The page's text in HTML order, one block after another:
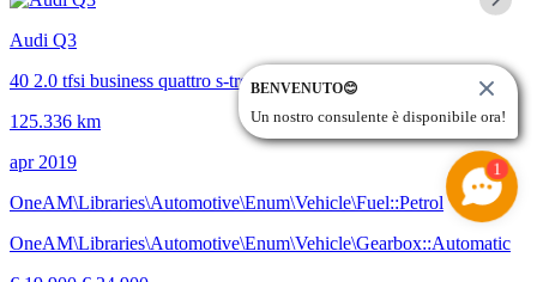
Audi Q3
40 2.0 tfsi business quattro s-tronic
125.336 km
apr 2019
OneAM\Libraries\Automotive\Enum\Vehicle\Fuel::Petrol
OneAM\Libraries\Automotive\Enum\Vehicle\Gearbox::Automatic
1
BENVENUTO😊
Un nostro consulente è disponibile ora!